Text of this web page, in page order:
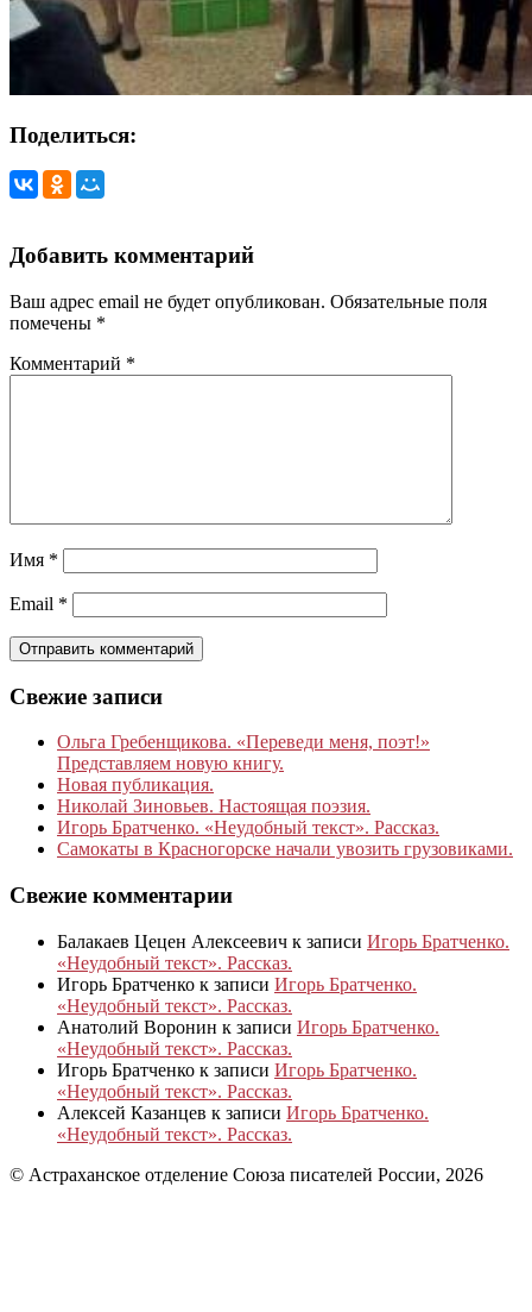
Поделиться:
Добавить комментарий
Ваш адрес email не будет опубликован. Обязательные поля
помечены *
Комментарий *
Имя *
Email *
Свежие записи
Ольга Гребенщикова. «Переведи меня, поэт!»
Представляем новую книгу.
Новая публикация.
Николай Зиновьев. Настоящая поэзия.
Игорь Братченко. «Неудобный текст». Рассказ.
Самокаты в Красногорске начали увозить грузовиками.
Свежие комментарии
Балакаев Цецен Алексеевич к записи Игорь Братченко.
«Неудобный текст». Рассказ.
Игорь Братченко к записи Игорь Братченко.
«Неудобный текст». Рассказ.
Анатолий Воронин к записи Игорь Братченко.
«Неудобный текст». Рассказ.
Игорь Братченко к записи Игорь Братченко.
«Неудобный текст». Рассказ.
Алексей Казанцев к записи Игорь Братченко.
«Неудобный текст». Рассказ.
© Астраханское отделение Союза писателей России, 2026